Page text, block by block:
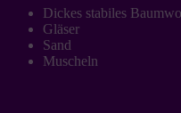
Dickes stabiles
Gläser
Sand
Muscheln